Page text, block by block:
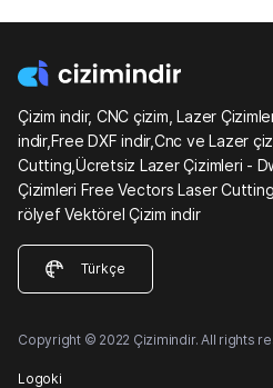
Çizim indir, CNC çizim, Lazer
indir,Free DXF indir,Cnc ve Lazer
Cutting,Ücretsiz Lazer Çizimleri -
Çizimleri Free Vectors Laser
rölyef Vektörel Çizim indir
Türkçe
Copyright © 2022 Çizimindir. All rights
Logoki